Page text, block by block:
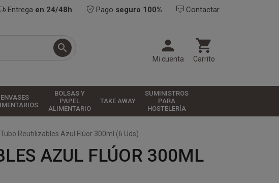
Entrega en 24/48h Pago seguro 100% Contactar
 
Mi cuenta

Carrito
ENVASES
BOLSAS Y
PAPEL
ALIMENTARIO
TAKE AWAY
SUMINISTROS
PARA
HOSTELERÍA
Reutilizables Azul Flúor 300ml (6 Uds)
AZUL FLÚOR 300ML